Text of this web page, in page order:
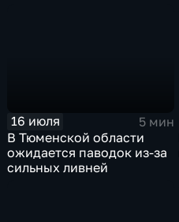
16 июля
5 мин
В Тюменской области
ожидается паводок из-за
сильных ливней